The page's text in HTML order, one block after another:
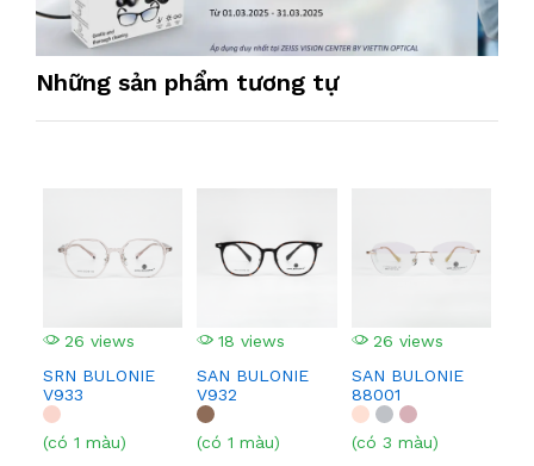
Những sản phẩm tương tự
26 views
SRN BULONIE
V933
(có 1 màu)
18 views
SAN BULONIE
V932
(có 1 màu)
26 views
SAN BULONIE
88001
(có 3 màu)